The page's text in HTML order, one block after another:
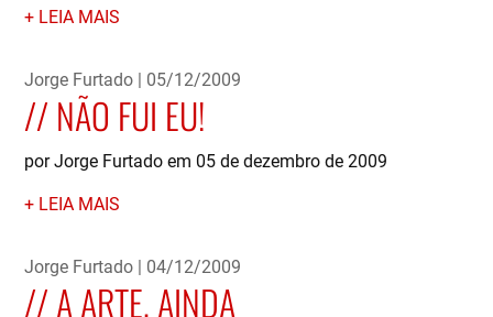
LEIA MAIS
Jorge Furtado 05/12/2009
NÃO FUI EU!
por Jorge Furtado em 05 de dezembro de 2009
LEIA MAIS
Jorge Furtado 04/12/2009
A ARTE, AINDA